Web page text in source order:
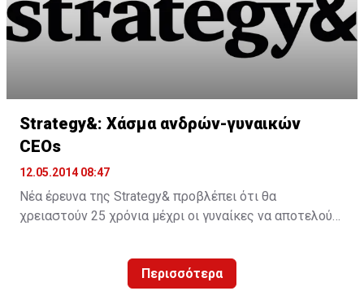
ΠΗΓΗ: capital.gr
Strategy&: Χάσμα ανδρών-γυναικών
CEOs
12.05.2014 08:47
Νέα έρευνα της Strategy& προβλέπει ότι θα
χρειαστούν 25 χρόνια μέχρι οι γυναίκες να αποτελούν
Η γενική τάση είναι θετική καθώς περισσότερες
Περισσότερα